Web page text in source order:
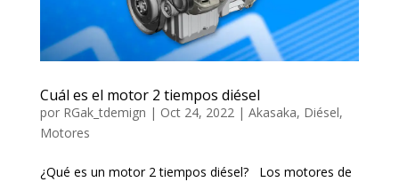
Cuál es el motor 2 tiempos diésel
por RGak_tdemign | Oct 24, 2022 | Akasaka, Diésel,
Motores
¿Qué es un motor 2 tiempos diésel? Los motores de